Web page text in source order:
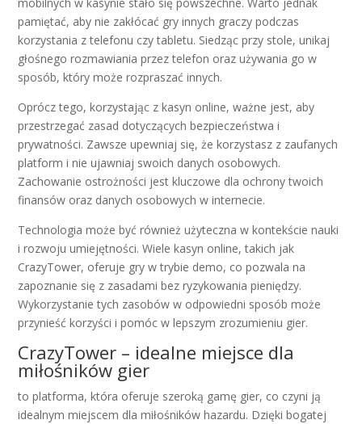
mobilnych w kasynie stało się powszechne. Warto jednak
pamiętać, aby nie zakłócać gry innych graczy podczas
korzystania z telefonu czy tabletu. Siedząc przy stole, unikaj
głośnego rozmawiania przez telefon oraz używania go w
sposób, który może rozpraszać innych.
Oprócz tego, korzystając z kasyn online, ważne jest, aby
przestrzegać zasad dotyczących bezpieczeństwa i
prywatności. Zawsze upewniaj się, że korzystasz z zaufanych
platform i nie ujawniaj swoich danych osobowych.
Zachowanie ostrożności jest kluczowe dla ochrony twoich
finansów oraz danych osobowych w internecie.
Technologia może być również użyteczna w kontekście nauki
i rozwoju umiejętności. Wiele kasyn online, takich jak
CrazyTower, oferuje gry w trybie demo, co pozwala na
zapoznanie się z zasadami bez ryzykowania pieniędzy.
Wykorzystanie tych zasobów w odpowiedni sposób może
przynieść korzyści i pomóc w lepszym zrozumieniu gier.
CrazyTower – idealne miejsce dla
miłośników gier
to platforma, która oferuje szeroką gamę gier, co czyni ją
idealnym miejscem dla miłośników hazardu. Dzięki bogatej